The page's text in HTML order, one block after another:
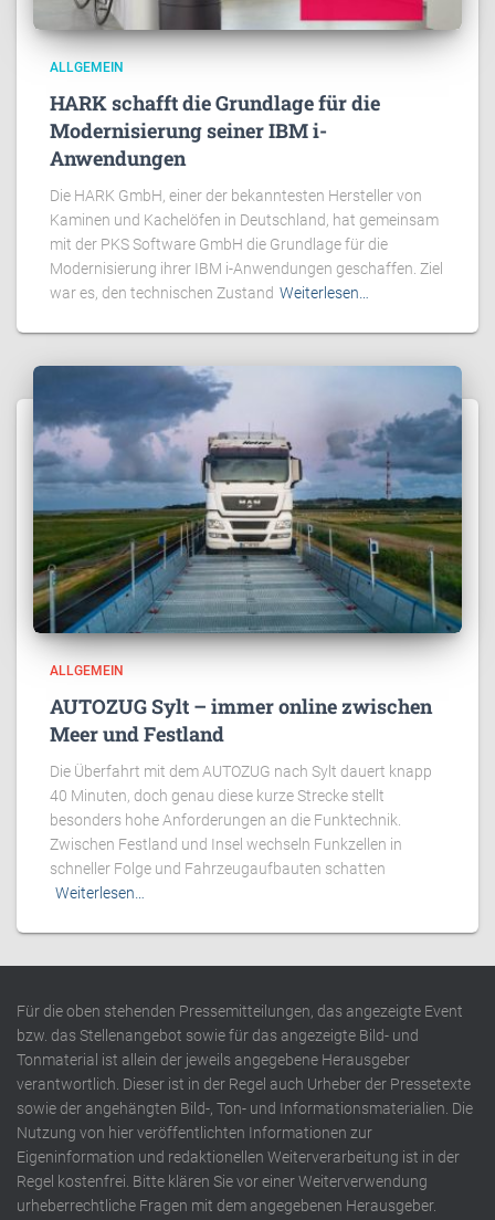
ALLGEMEIN
HARK schafft die Grundlage für die
Modernisierung seiner IBM i-
Anwendungen
Die HARK GmbH, einer der bekanntesten Hersteller von
Kaminen und Kachelöfen in Deutschland, hat gemeinsam
mit der PKS Software GmbH die Grundlage für die
Modernisierung ihrer IBM i-Anwendungen geschaffen. Ziel
war es, den technischen Zustand Weiterlesen…
ALLGEMEIN
AUTOZUG Sylt – immer online zwischen
Meer und Festland
Die Überfahrt mit dem AUTOZUG nach Sylt dauert knapp
40 Minuten, doch genau diese kurze Strecke stellt
besonders hohe Anforderungen an die Funktechnik.
Zwischen Festland und Insel wechseln Funkzellen in
schneller Folge und Fahrzeugaufbauten schatten
Weiterlesen…
Für die oben stehenden Pressemitteilungen, das angezeigte Event
bzw. das Stellenangebot sowie für das angezeigte Bild- und
Tonmaterial ist allein der jeweils angegebene Herausgeber
verantwortlich. Dieser ist in der Regel auch Urheber der Pressetexte
sowie der angehängten Bild-, Ton- und Informationsmaterialien. Die
Nutzung von hier veröffentlichten Informationen zur
Eigeninformation und redaktionellen Weiterverarbeitung ist in der
Regel kostenfrei. Bitte klären Sie vor einer Weiterverwendung
urheberrechtliche Fragen mit dem angegebenen Herausgeber.